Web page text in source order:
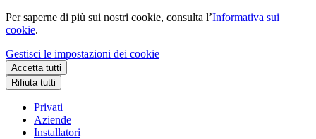
Per saperne di più sui nostri cookie, consulta l’Informativa sui
cookie.
Gestisci le impostazioni dei cookie
Accetta tutti
Rifiuta tutti
Privati
Aziende
Installatori